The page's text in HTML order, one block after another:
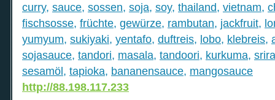
curry, sauce, sossen, soja, soy, thailand, vietnam,
fischsosse, früchte, gewürze, rambutan, jackfruit,
yumyum, sukiyaki, yentafo, duftreis, lobo, klebreis,
sojasauce, tandori, masala, tandoori, kurkuma,
sesamöl, tapioka, bananensauce, mangosauce
http://88.198.117.233